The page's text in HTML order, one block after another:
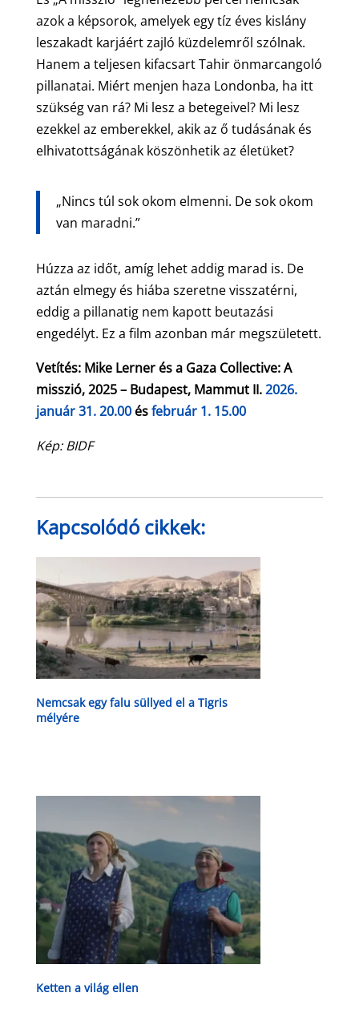
azok a képsorok, amelyek egy tíz éves kislány
leszakadt karjáért zajló küzdelemről szólnak.
Hanem a teljesen kifacsart Tahir önmarcangoló
pillanatai. Miért menjen haza Londonba, ha itt
szükség van rá? Mi lesz a betegeivel? Mi lesz
ezekkel az emberekkel, akik az ő tudásának és
elhivatottságának köszönhetik az életüket?
„Nincs túl sok okom elmenni. De sok okom
van maradni.”
Húzza az időt, amíg lehet addig marad is. De
aztán elmegy és hiába szeretne visszatérni,
eddig a pillanatig nem kapott beutazási
engedélyt. Ez a film azonban már megszületett.
Vetítés: Mike Lerner és a Gaza Collective: A
misszió, 2025 – Budapest, Mammut II.2026.
január 31. 20.00ésfebruár 1. 15.00
Kép: BIDF
Kapcsolódó cikkek:
Nemcsak egy falu süllyed el a Tigris
mélyére
Ketten a világ ellen